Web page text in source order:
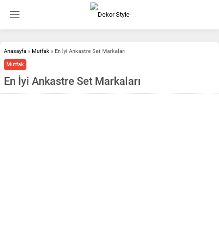
Anasayfa » Mutfak » En İyi Ankastre Set Markaları
Mutfak
En İyi Ankastre Set Markaları